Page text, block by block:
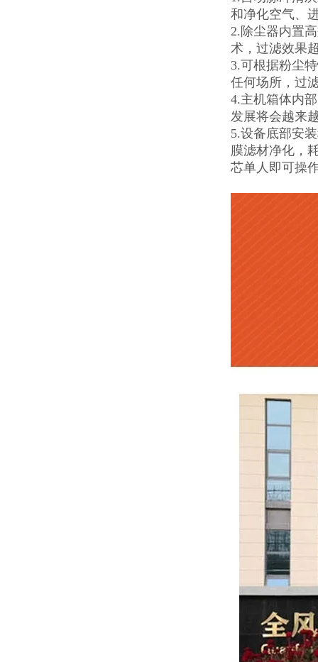
和净化空气、
2.除尘器内置
术，过滤效果
3.可根据粉尘
任何场所，过
4.主机箱体内
发展将会越来
5.设备底部安
膜滤材净化，
芯单人即可操